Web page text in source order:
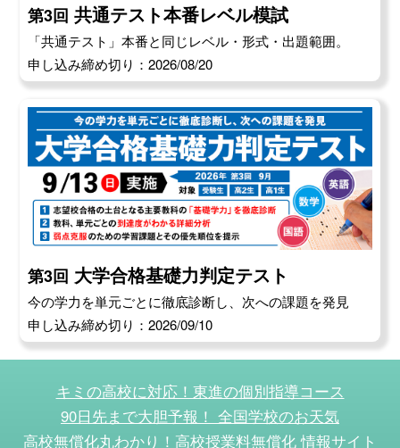
第3回 共通テスト本番レベル模試
「共通テスト」本番と同じレベル・形式・出題範囲。
申し込み締め切り：2026/08/20
第3回 大学合格基礎力判定テスト
今の学力を単元ごとに徹底診断し、次への課題を発見
申し込み締め切り：2026/09/10
キミの高校に対応！東進の個別指導コース
90日先まで大胆予報！ 全国学校のお天気
高校無償化丸わかり！高校授業料無償化 情報サイト